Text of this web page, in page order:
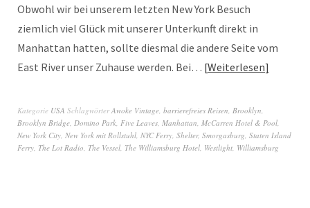
Obwohl wir bei unserem letzten New York Besuch
ziemlich viel Glück mit unserer Unterkunft direkt in
Manhattan hatten, sollte diesmal die andere Seite vom
East River unser Zuhause werden. Bei… Weiterlesen
Kategorie USA SchlagwörterAwoke Vintage, barrierefreies Reisen, Brooklyn,
Brooklyn Bridge, Domino Park, Five Leaves, Manhattan, McCarren Hotel & Pool,
New York City, New York mit Rollstuhl, NYC Ferry, Shelter, Smorgasburg, Staten Island
Ferry, The Lot Radio, The Vessel, The Williamsburg Hotel, Westlight, Williamsburg